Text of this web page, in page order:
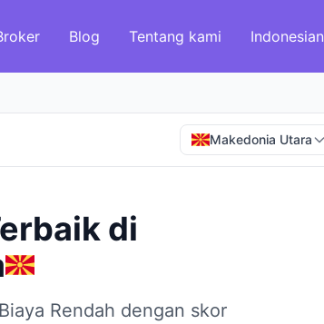
Blog Tentang kami Indonesian
Makedonia Utara
di
Rendah dengan skor